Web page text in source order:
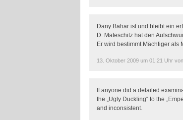
Dany Bahar ist und bleibt ein
D. Mateschitz hat den
Er wird bestimmt Mächtiger als
13. Oktober 2009 um 01:21 Uhr
If anyone did a detailed
the „Ugly Duckling“ to the
and inconsistent.